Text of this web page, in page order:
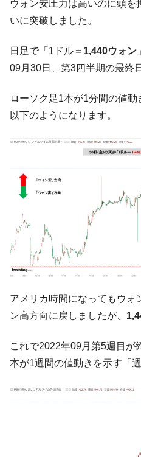
『Money1』
【対日本円】ウ
に韓国がいっちょがみしたので
は韓国で『BYD』車は売れて
1.9倍！
く空港に詰めかけ「出て行け
ドを掲げる「在韓反米勢力」
ータセンター整備」⇒ だから
『Money1』
JPモルガン「
ほぼ終わった」
『Money1』
韓国『国民年
発。
『Money1』
韓国政府「ニ
ャンペーン」⇒ あの名物教授
『Money1』
韓国「橋が落
『Money1』
韓国鉄鋼最大
営業利益80.2％も減少
にぶん殴る法案」提出！⇒ ク
する差別。許してはおかぬ
韓国半導体『
業績「史上最高益」当期純利
韓国･加徳島
ウォン安圧力は高いのに頭
いに突破しました。
日足で「1ドル＝ 1,440ウォン
09月30日、第3四半期の最終
ローソク足1本が1分間の値
以下のようになります。
アメリカ時間になってもウォ
ン高方向に戻しましたが、
これで2022年09月第5週目が
本が1週間の値動きを示す「